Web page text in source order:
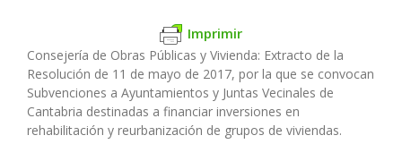
Imprimir
Consejería de Obras Públicas y Vivienda: Extracto de la
Resolución de 11 de mayo de 2017, por la que se convocan
Subvenciones a Ayuntamientos y Juntas Vecinales de
Cantabria destinadas a financiar inversiones en
rehabilitación y reurbanización de grupos de viviendas.